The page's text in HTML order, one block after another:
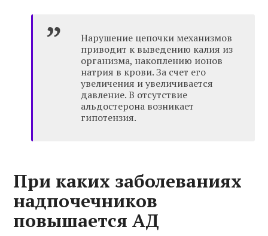
Нарушение цепочки механизмов
приводит к выведению калия из
организма, накоплению ионов
натрия в крови. За счет его
увеличения и увеличивается
давление. В отсутствие
альдостерона возникает
гипотензия.
При каких заболеваниях
надпочечников
повышается АД